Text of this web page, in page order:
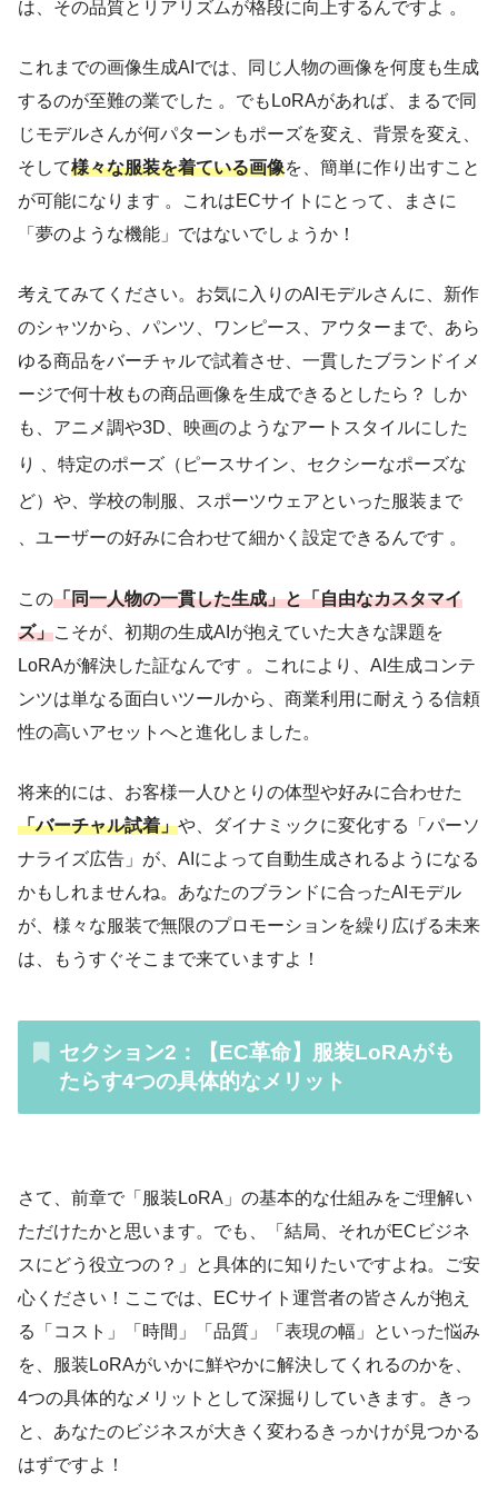
は、その品質とリアリズムが格段に向上するんですよ 。
これまでの画像生成AIでは、同じ人物の画像を何度も生成
するのが至難の業でした 。でもLoRAがあれば、まるで同
じモデルさんが何パターンもポーズを変え、背景を変え、
そして様々な服装を着ている画像を、簡単に作り出すこと
が可能になります 。これはECサイトにとって、まさに
「夢のような機能」ではないでしょうか！
考えてみてください。お気に入りのAIモデルさんに、新作
のシャツから、パンツ、ワンピース、アウターまで、あら
ゆる商品をバーチャルで試着させ、一貫したブランドイメ
ージで何十枚もの商品画像を生成できるとしたら？ しか
も、アニメ調や3D、映画のようなアートスタイルにした
り
、特定のポーズ（ピースサイン、セクシーなポーズな
ど）や、学校の制服、スポーツウェアといった服装まで
、ユーザーの好みに合わせて細かく設定できるんです 。
この「同一人物の一貫した生成」と「自由なカスタマイ
ズ」こそが、初期の生成AIが抱えていた大きな課題を
LoRAが解決した証なんです 。これにより、AI生成コンテ
ンツは単なる面白いツールから、商業利用に耐えうる信頼
性の高いアセットへと進化しました。
将来的には、お客様一人ひとりの体型や好みに合わせた
「バーチャル試着」や、ダイナミックに変化する「パーソ
ナライズ広告」が、AIによって自動生成されるようになる
かもしれませんね。あなたのブランドに合ったAIモデル
が、様々な服装で無限のプロモーションを繰り広げる未来
は、もうすぐそこまで来ていますよ！
セクション2：【EC革命】服装LoRAがも
たらす4つの具体的なメリット
さて、前章で「服装LoRA」の基本的な仕組みをご理解い
ただけたかと思います。でも、「結局、それがECビジネ
スにどう役立つの？」と具体的に知りたいですよね。ご安
心ください！ここでは、ECサイト運営者の皆さんが抱え
る「コスト」「時間」「品質」「表現の幅」といった悩み
を、服装LoRAがいかに鮮やかに解決してくれるのかを、
4つの具体的なメリットとして深掘りしていきます。きっ
と、あなたのビジネスが大きく変わるきっかけが見つかる
はずですよ！